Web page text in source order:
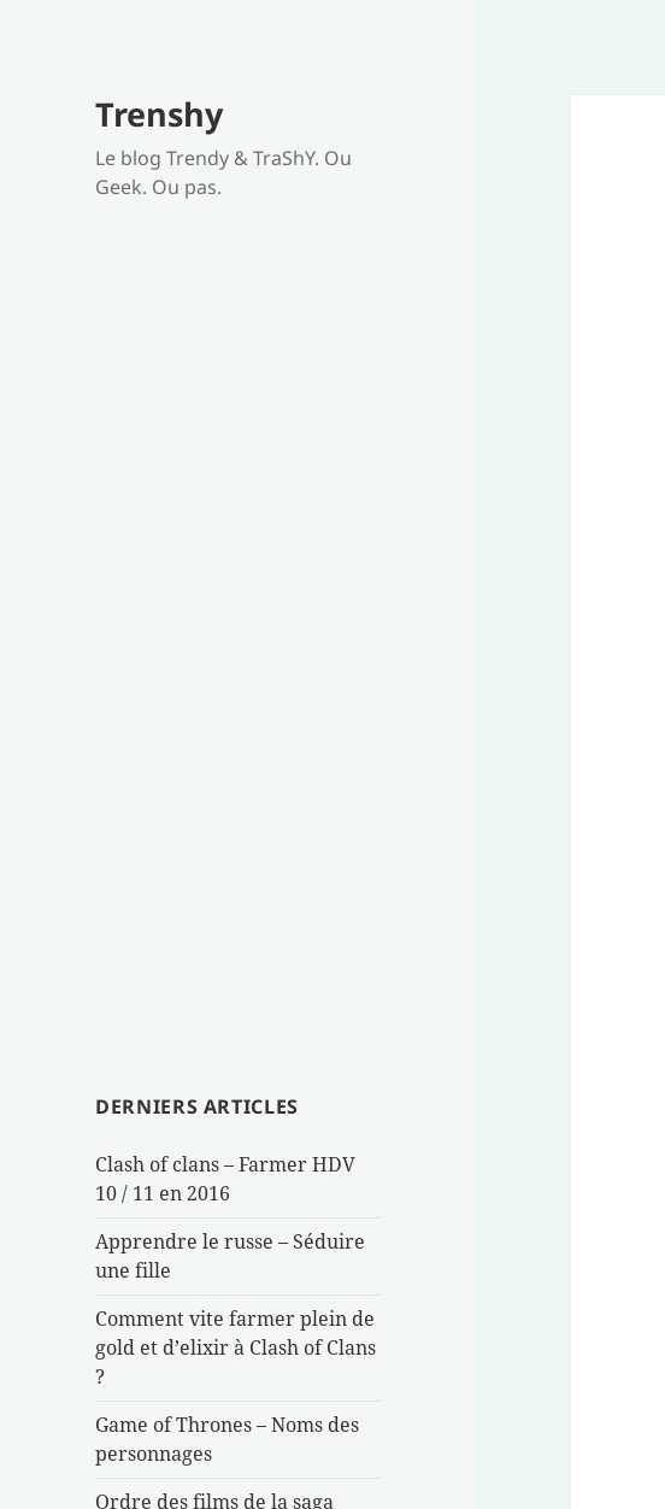
Trenshy
Le blog Trendy & TraShY. Ou
Geek. Ou pas.
DERNIERS ARTICLES
Clash of clans – Farmer HDV
10 / 11 en 2016
Apprendre le russe – Séduire
une fille
Comment vite farmer plein de
gold et d’elixir à Clash of Clans
?
Game of Thrones – Noms des
personnages
Ordre des films de la saga